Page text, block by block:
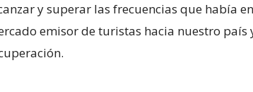
y superar las frecuencias que había
emisor de turistas hacia nuestro